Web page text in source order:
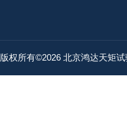
版权所有©2026 北京鸿达天矩